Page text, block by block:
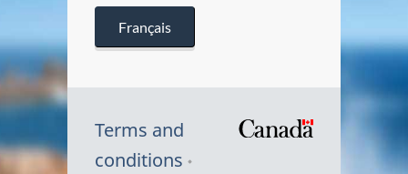
Français
Terms and
conditions
Symbole